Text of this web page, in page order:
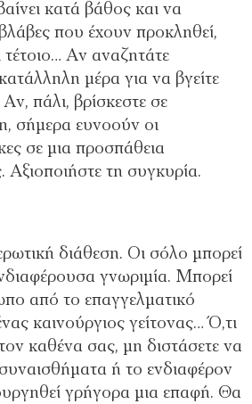
κατά βάθος και να
που έχουν προκληθεί,
τέτοιο… Αν αναζητάτε
μέρα για να βγείτε
πάλι, βρίσκεστε σε
σήμερα ευνοούν οι
σε μια προσπάθεια
τη συγκυρία.
διάθεση. Οι σόλο μπορεί
γνωριμία. Μπορεί
από το επαγγελματικό
καινούργιος γείτονας… Ό,τι
καθένα σας, μη διστάσετε να
ή το ενδιαφέρον
γρήγορα μια επαφή. Θα